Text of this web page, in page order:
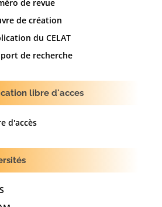
de revue
de création
du CELAT
de recherche
libre d'acces
d'accès